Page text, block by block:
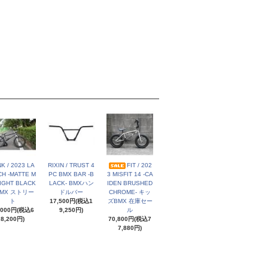
/ 2023 LA
-MATTE M
BLACK
ストリー
ト
円(税込6
8,200円)
RIXIN / TRUST 4
PC BMX BAR -B
LACK- BMXハン
ドルバー
17,500円(税込1
9,250円)
FIT / 202
3 MISFIT 14 -CA
IDEN BRUSHED
CHROME- キッ
ズBMX 在庫セー
ル
70,800円(税込7
7,880円)